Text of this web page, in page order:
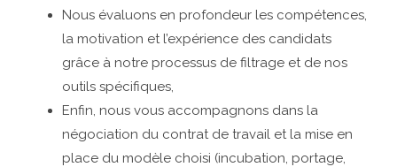
Nous évaluons en profondeur les compétences,
la motivation et l’expérience des candidats
grâce à notre processus de filtrage et de nos
outils spécifiques,
Enfin, nous vous accompagnons dans la
négociation du contrat de travail et la mise en
place du modèle choisi (incubation, portage,